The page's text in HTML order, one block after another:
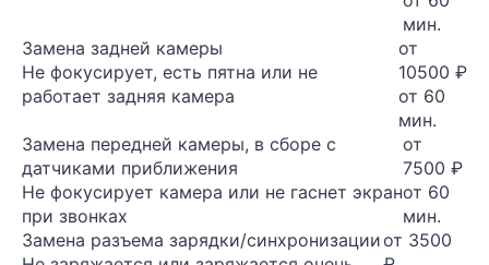
мин.
Замена задней камеры
Не фокусирует, есть пятна или не
работает задняя камера
от
10500 ₽
от 60
мин.
Замена передней камеры, в сборе с
датчиками приближения
Не фокусирует камера или не гаснет экран
при звонках
от
7500 ₽
от 60
мин.
Замена разъема зарядки/синхронизацииот 3500